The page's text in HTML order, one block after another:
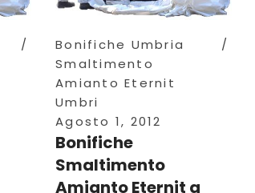
Bonifiche Umbria
Smaltimento
Amianto Eternit
Umbri
Agosto 1, 2012
Bonifiche
Smaltimento
Amianto Eternit a